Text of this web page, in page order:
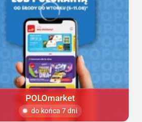
POLOmarket
do końca 7 dni